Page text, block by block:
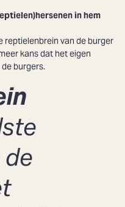
in hem
reptielenbrein van de burger
kans dat het eigen
burgers.